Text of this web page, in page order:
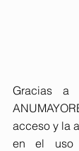
Gracias a
acceso y la
en el uso